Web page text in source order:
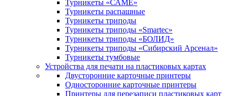
Турникеты «САМЕ»
Турникеты распашные
Турникеты триподы
Турникеты триподы «Smartec»
Турникеты триподы «БОЛИД»
Турникеты триподы «Сибирский Арсенал»
Турникеты тумбовые
Устройства для печати на пластиковых картах
Двусторонние карточные принтеры
Односторонние карточные принтеры
Принтеры для перезаписи пластиковых карт